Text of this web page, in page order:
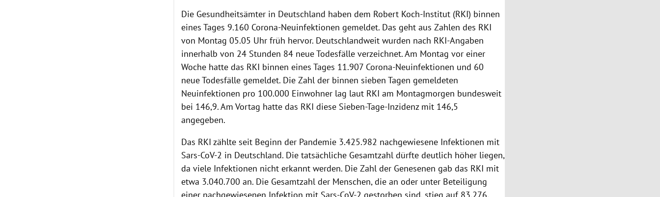
Die Gesundheitsämter in Deutschland haben dem Robert Koch-Institut (RKI) binnen
eines Tages 9.160 Corona-Neuinfektionen gemeldet. Das geht aus Zahlen des RKI
von Montag 05.05 Uhr früh hervor. Deutschlandweit wurden nach RKI-Angaben
innerhalb von 24 Stunden 84 neue Todesfälle verzeichnet. Am Montag vor einer
Woche hatte das RKI binnen eines Tages 11.907 Corona-Neuinfektionen und 60
neue Todesfälle gemeldet. Die Zahl der binnen sieben Tagen gemeldeten
Neuinfektionen pro 100.000 Einwohner lag laut RKI am Montagmorgen bundesweit
bei 146,9. Am Vortag hatte das RKI diese Sieben-Tage-Inzidenz mit 146,5
angegeben.
Das RKI zählte seit Beginn der Pandemie 3.425.982 nachgewiesene Infektionen mit
Sars-CoV-2 in Deutschland. Die tatsächliche Gesamtzahl dürfte deutlich höher liegen,
da viele Infektionen nicht erkannt werden. Die Zahl der Genesenen gab das RKI mit
etwa 3.040.700 an. Die Gesamtzahl der Menschen, die an oder unter Beteiligung